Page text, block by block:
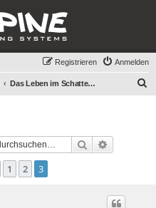
Anmelden
Registrieren
Das Leben im Schatten von Lupine
Suche
Vorherige
1 2 3